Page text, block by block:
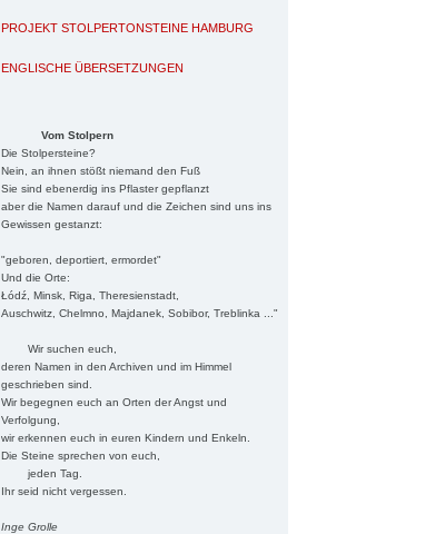
PROJEKT STOLPERTONSTEINE HAMBURG
ENGLISCHE ÜBERSETZUNGEN
Vom Stolpern
Die Stolpersteine?
Nein, an ihnen stößt niemand den Fuß
Sie sind ebenerdig ins Pflaster gepflanzt
aber die Namen darauf und die Zeichen sind uns ins
Gewissen gestanzt:
"geboren, deportiert, ermordet"
Und die Orte:
Łódź, Minsk, Riga, Theresienstadt,
Auschwitz, Chelmno, Majdanek, Sobibor, Treblinka ..."
Wir suchen euch,
deren Namen in den Archiven und im Himmel
geschrieben sind.
Wir begegnen euch an Orten der Angst und
Verfolgung,
wir erkennen euch in euren Kindern und Enkeln.
Die Steine sprechen von euch,
jeden Tag.
Ihr seid nicht vergessen.
Inge Grolle